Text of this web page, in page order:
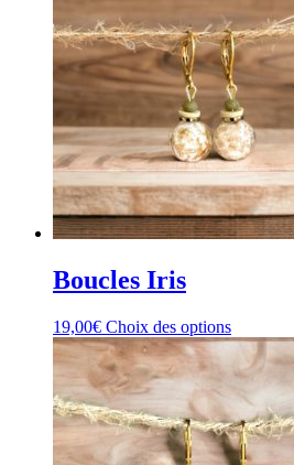
Boucles Iris
19,00€ Choix des optionsCe
produit
plusieurs
variations.
Les
options